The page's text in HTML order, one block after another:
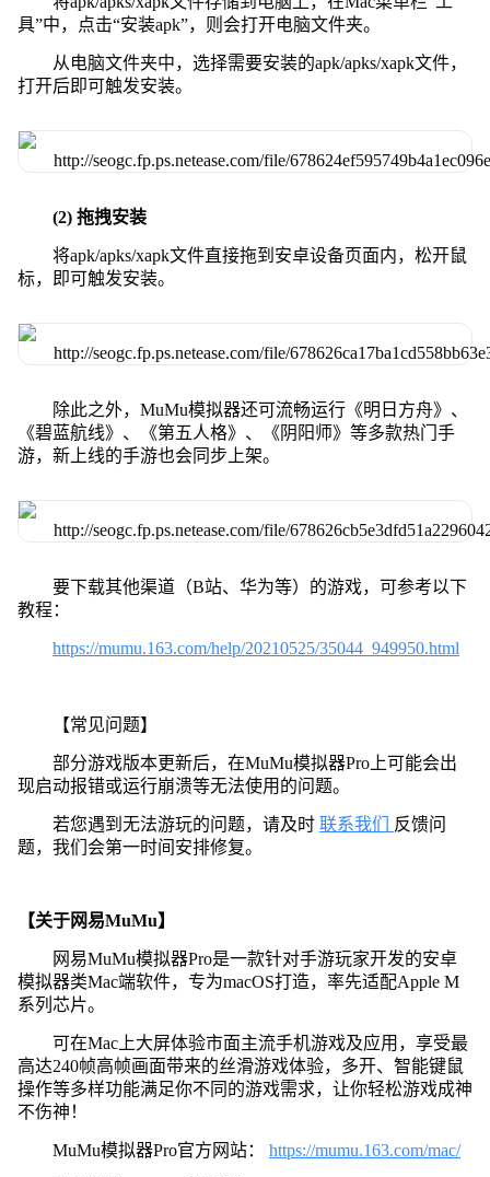
具”中，点击“安装apk”，则会打开电脑文件夹。
从电脑文件夹中，选择需要安装的apk/apks/xapk文件，
打开后即可触发安装。
(2) 拖拽安装
将apk/apks/xapk文件直接拖到安卓设备页面内，松开鼠
标，即可触发安装。
除此之外，MuMu模拟器还可流畅运行《明日方舟》、
《碧蓝航线》、《第五人格》、《阴阳师》等多款热门手
游，新上线的手游也会同步上架。
要下载其他渠道（B站、华为等）的游戏，可参考以下
教程：
https://mumu.163.com/help/20210525/35044_949950.html
【常见问题】
部分游戏版本更新后，在MuMu模拟器Pro上可能会出
现启动报错或运行崩溃等无法使用的问题。
若您遇到无法游玩的问题，请及时 联系我们
反馈问
题，我们会第一时间安排修复。
【关于网易MuMu】
网易MuMu模拟器Pro是一款针对手游玩家开发的安卓
模拟器类Mac端软件，专为macOS打造，率先适配Apple M
系列芯片。
可在Mac上大屏体验市面主流手机游戏及应用，享受最
高达240帧高帧画面带来的丝滑游戏体验，多开、智能键鼠
操作等多样功能满足你不同的游戏需求，让你轻松游戏成神
不伤神！
MuMu模拟器Pro官方网站： https://mumu.163.com/mac/